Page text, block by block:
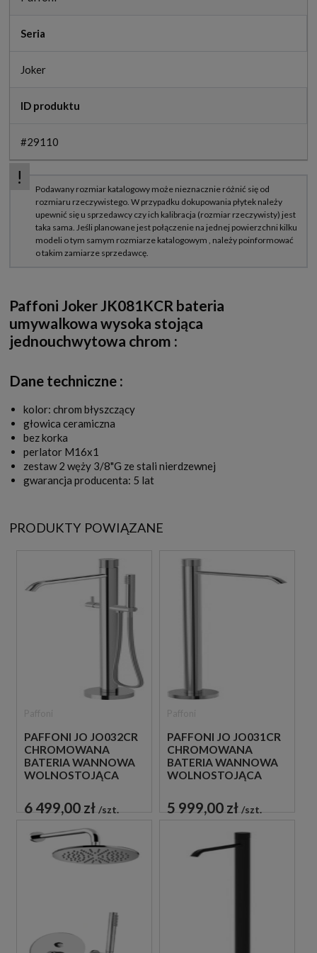
Seria
Joker
ID produktu
#29110
Paffoni Joker JK081KCR bateria
umywalkowa wysoka stojąca
jednouchwytowa chrom :
Dane techniczne :
kolor: chrom błyszczący
głowica ceramiczna
bez korka
perlator M16x1
zestaw 2 węży 3/8"G ze stali nierdzewnej
gwarancja producenta: 5 lat
PRODUKTY POWIĄZANE
PAFFONI JO JO032CR
CHROMOWANA
BATERIA WANNOWA
WOLNOSTOJĄCA
6 499,00 zł szt.
PAFFONI JO JO031CR
CHROMOWANA
BATERIA WANNOWA
WOLNOSTOJĄCA
5 999,00 zł szt.